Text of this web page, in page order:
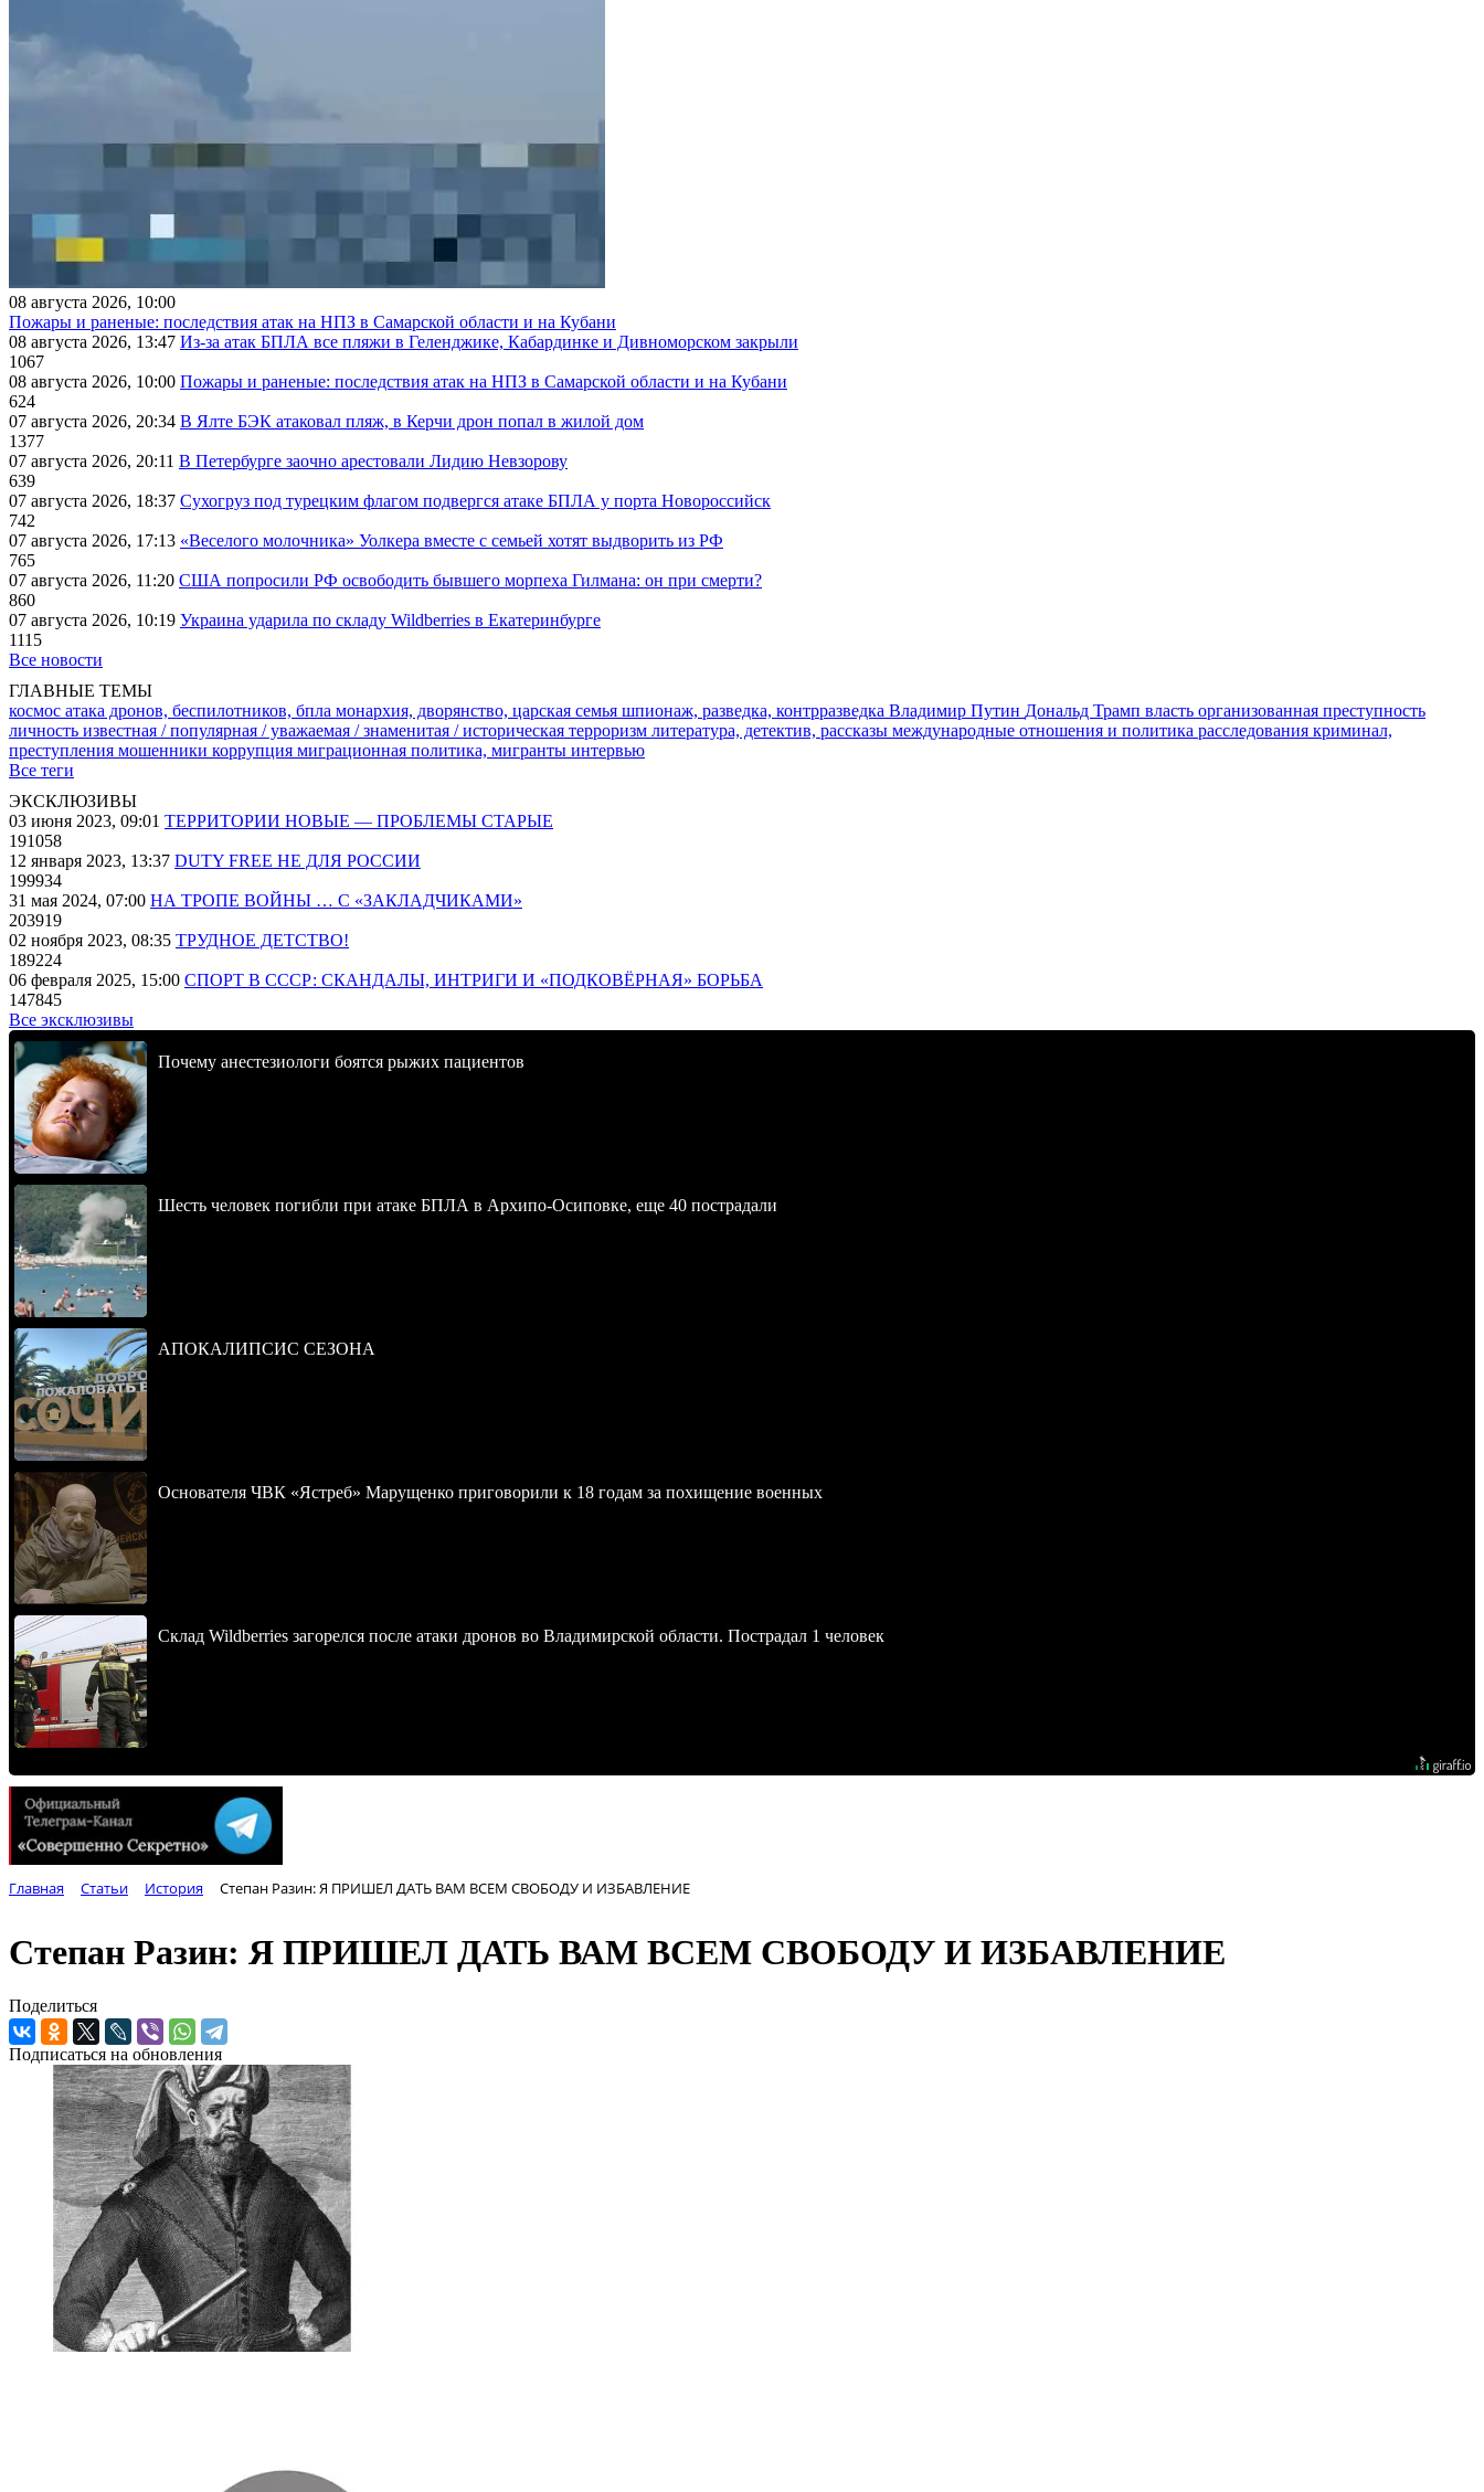
08 августа 2026, 10:00
Пожары и раненые: последствия атак на НПЗ в Самарской области и на Кубани
08 августа 2026, 13:47 Из-за атак БПЛА все пляжи в Геленджике, Кабардинке и Дивноморском закрыли
1067
08 августа 2026, 10:00 Пожары и раненые: последствия атак на НПЗ в Самарской области и на Кубани
624
07 августа 2026, 20:34 В Ялте БЭК атаковал пляж, в Керчи дрон попал в жилой дом
1377
07 августа 2026, 20:11 В Петербурге заочно арестовали Лидию Невзорову
639
07 августа 2026, 18:37 Сухогруз под турецким флагом подвергся атаке БПЛА у порта Новороссийск
742
07 августа 2026, 17:13 «Веселого молочника» Уолкера вместе с семьей хотят выдворить из РФ
765
07 августа 2026, 11:20 США попросили РФ освободить бывшего морпеха Гилмана: он при смерти?
860
07 августа 2026, 10:19 Украина ударила по складу Wildberries в Екатеринбурге
1115
Все новости
ГЛАВНЫЕ ТЕМЫ
космос атака дронов, беспилотников, бпла монархия, дворянство, царская семья шпионаж, разведка, контрразведка Владимир Путин Дональд Трамп власть организованная преступность
личность известная / популярная / уважаемая / знаменитая / историческая терроризм литература, детектив, рассказы международные отношения и политика расследования криминал,
преступления мошенники коррупция миграционная политика, мигранты интервью
Все теги
ЭКСКЛЮЗИВЫ
03 июня 2023, 09:01 ТЕРРИТОРИИ НОВЫЕ — ПРОБЛЕМЫ СТАРЫЕ
191058
12 января 2023, 13:37 DUTY FREE НЕ ДЛЯ РОССИИ
199934
31 мая 2024, 07:00 НА ТРОПЕ ВОЙНЫ … С «ЗАКЛАДЧИКАМИ»
203919
02 ноября 2023, 08:35 ТРУДНОЕ ДЕТСТВО!
189224
06 февраля 2025, 15:00 СПОРТ В СССР: СКАНДАЛЫ, ИНТРИГИ И «ПОДКОВЁРНАЯ» БОРЬБА
147845
Все эксклюзивы
Почему анестезиологи боятся рыжих пациентов
Шесть человек погибли при атаке БПЛА в Архипо-Осиповке, еще 40 пострадали
АПОКАЛИПСИС СЕЗОНА
Основателя ЧВК «Ястреб» Марущенко приговорили к 18 годам за похищение военных
Склад Wildberries загорелся после атаки дронов во Владимирской области. Пострадал 1 человек
Главная Статьи История Степан Разин: Я ПРИШЕЛ ДАТЬ ВАМ ВСЕМ СВОБОДУ И ИЗБАВЛЕНИЕ
Степан Разин: Я ПРИШЕЛ ДАТЬ ВАМ ВСЕМ СВОБОДУ И ИЗБАВЛЕНИЕ
Поделиться
Подписаться на обновления